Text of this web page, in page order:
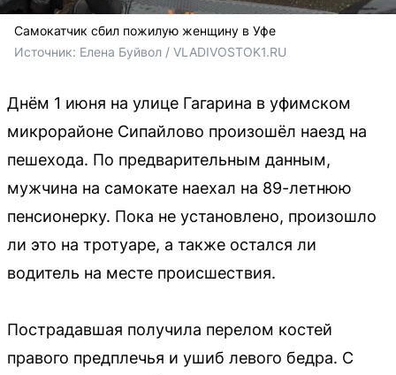
Самокатчик сбил пожилую женщину в Уфе
Источник: Елена Буйвол / VLADIVOSTOK1.RU
Днём 1 июня на улице Гагарина в уфимском
микрорайоне Сипайлово произошёл наезд на
пешехода. По предварительным данным,
мужчина на самокате наехал на 89-летнюю
пенсионерку. Пока не установлено, произошло
ли это на тротуаре, а также остался ли
водитель на месте происшествия.
Пострадавшая получила перелом костей
правого предплечья и ушиб левого бедра. С